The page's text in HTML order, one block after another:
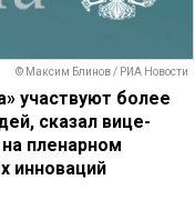
© Максим Блинов / РИА Новости
участвуют более
сказал вице-
на пленарном
инноваций